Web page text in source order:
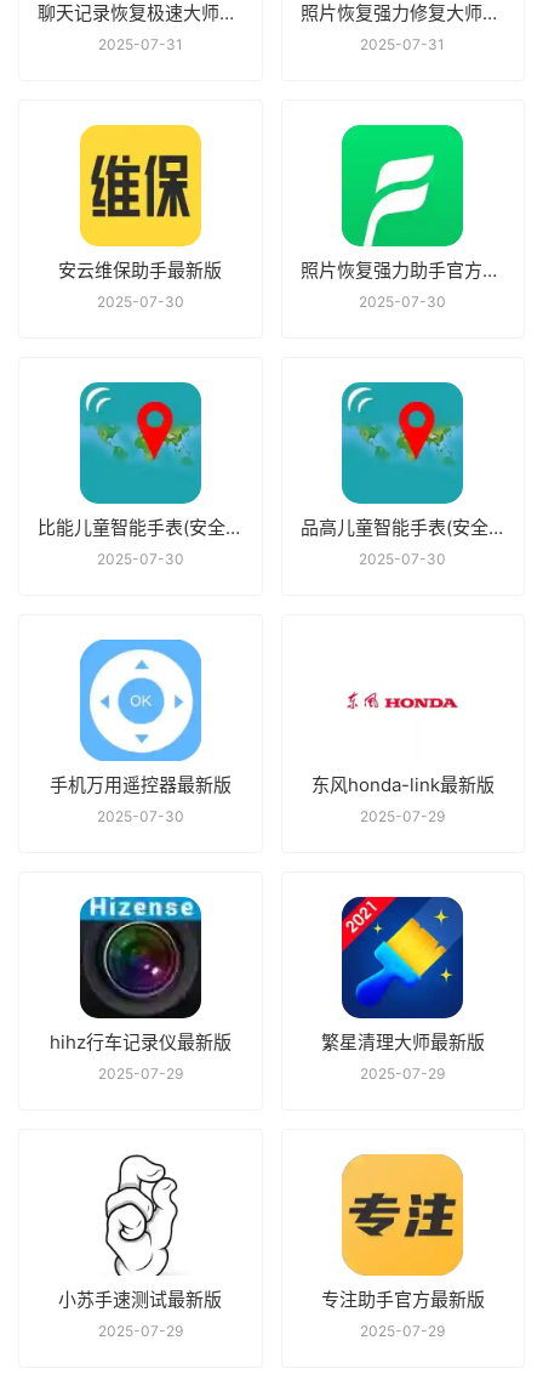
聊天记录恢复极速大师最新版
2025-07-31
照片恢复强力修复大师官方最新版
2025-07-31
安云维保助手最新版
2025-07-30
照片恢复强力助手官方最新版
2025-07-30
比能儿童智能手表(安全守护)最新版
2025-07-30
品高儿童智能手表(安全守护)最新版
2025-07-30
手机万用遥控器最新版
2025-07-30
东风honda-link最新版
2025-07-29
hihz行车记录仪最新版
2025-07-29
繁星清理大师最新版
2025-07-29
小苏手速测试最新版
2025-07-29
专注助手官方最新版
2025-07-29